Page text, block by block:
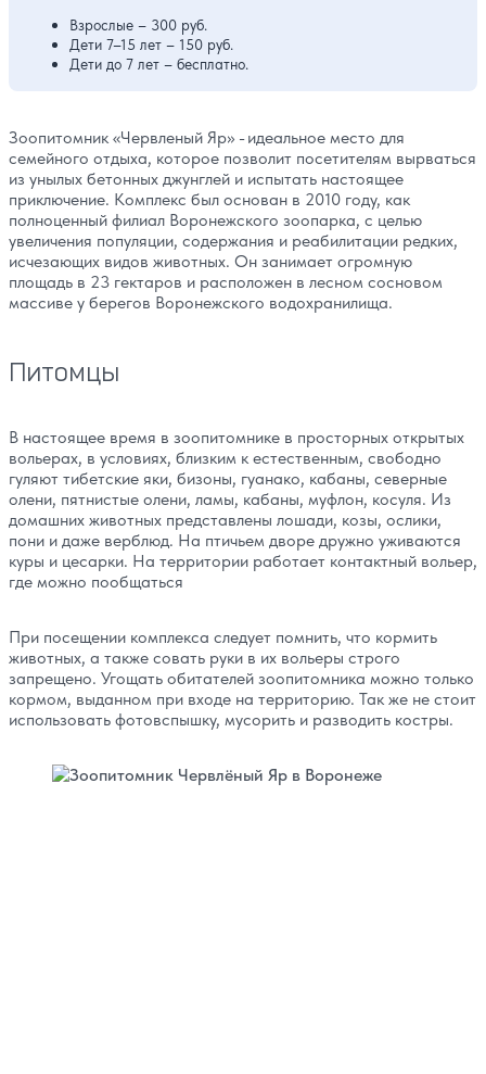
Взрослые – 300 руб.
Дети 7–15 лет – 150 руб.
Дети до 7 лет – бесплатно.
Зоопитомник «Червленый Яр» - идеальное место для
семейного отдыха, которое позволит посетителям вырваться
из унылых бетонных джунглей и испытать настоящее
приключение. Комплекс был основан в 2010 году, как
полноценный филиал Воронежского зоопарка, с целью
увеличения популяции, содержания и реабилитации редких,
исчезающих видов животных. Он занимает огромную
площадь в 23 гектаров и расположен в лесном сосновом
массиве у берегов Воронежского водохранилища.
Питомцы
В настоящее время в зоопитомнике в просторных открытых
вольерах, в условиях, близким к естественным, свободно
гуляют тибетские яки, бизоны, гуанако, кабаны, северные
олени, пятнистые олени, ламы, кабаны, муфлон, косуля. Из
домашних животных представлены лошади, козы, ослики,
пони и даже верблюд. На птичьем дворе дружно уживаются
куры и цесарки. На территории работает контактный вольер,
где можно пообщаться
При посещении комплекса следует помнить, что кормить
животных, а также совать руки в их вольеры строго
запрещено. Угощать обитателей зоопитомника можно только
кормом, выданном при входе на территорию. Так же не стоит
использовать фотовспышку, мусорить и разводить костры.